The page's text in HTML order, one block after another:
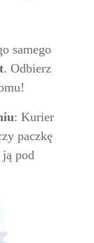
samego
. Odbierz
: Kurier
paczkę
ją pod